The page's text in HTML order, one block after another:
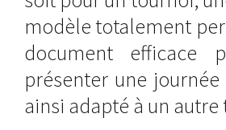
modèle totalement
document efficace
présenter une
ainsi adapté à un